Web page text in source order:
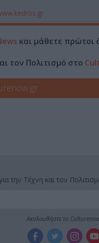
και μάθετε πρώτοι
τον Πολιτισμό στο
την Τέχνη και τον
Ακολουθήστε το